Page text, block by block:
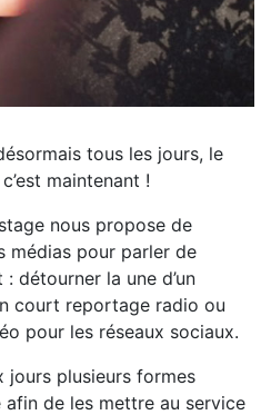
tous les jours, le
maintenant !
nous propose de
médias pour parler de
détourner la une d’un
court reportage radio ou
pour les réseaux sociaux.
jours plusieurs formes
afin de les mettre au service